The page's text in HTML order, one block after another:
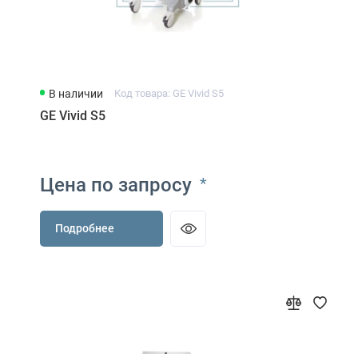
В наличии Код товара: GE Vivid S5
GE Vivid S5
Цена по запросу *
Подробнее